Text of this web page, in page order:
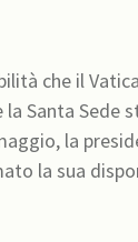
che il
Santa Sede
la sua